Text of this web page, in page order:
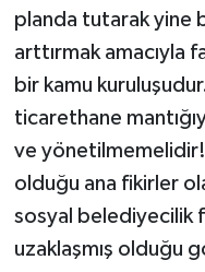
planda tutarak yine
arttırmak amacıyla
bir kamu
ticarethane
ve yönetilmemelidir!
olduğu ana fikirler
sosyal belediyecilik
uzaklaşmış olduğu